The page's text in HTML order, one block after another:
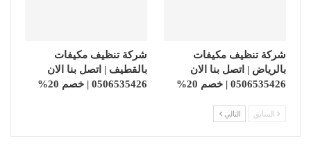
شركة تنظيف مكيفات
بالرياض | اتصل بنا الان
0506535426 | خصم 20%
شركة تنظيف مكيفات
بالقطيف | اتصل بنا الان
0506535426 | خصم 20%
السابق التالي